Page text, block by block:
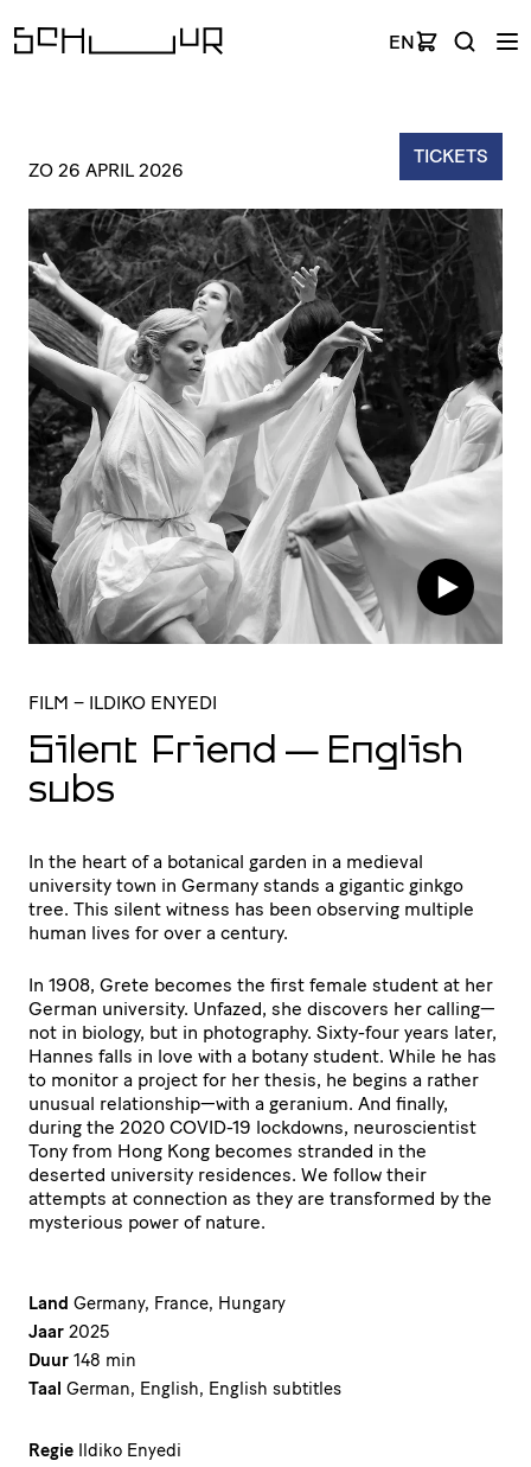
EN
TICKETS
ZO 26 APRIL 2026
FILM – ILDIKO ENYEDI
Silent Friend — English
subs
In the heart of a botanical garden in a medieval
university town in Germany stands a gigantic ginkgo
tree. This silent witness has been observing multiple
human lives for over a century.
In 1908, Grete becomes the first female student at her
German university. Unfazed, she discovers her calling—
not in biology, but in photography. Sixty-four years later,
Hannes falls in love with a botany student. While he has
to monitor a project for her thesis, he begins a rather
unusual relationship—with a geranium. And finally,
during the 2020 COVID-19 lockdowns, neuroscientist
Tony from Hong Kong becomes stranded in the
deserted university residences. We follow their
attempts at connection as they are transformed by the
mysterious power of nature.
Land Germany, France, Hungary
Jaar 2025
Duur 148 min
Taal German, English, English subtitles
Regie Ildiko Enyedi